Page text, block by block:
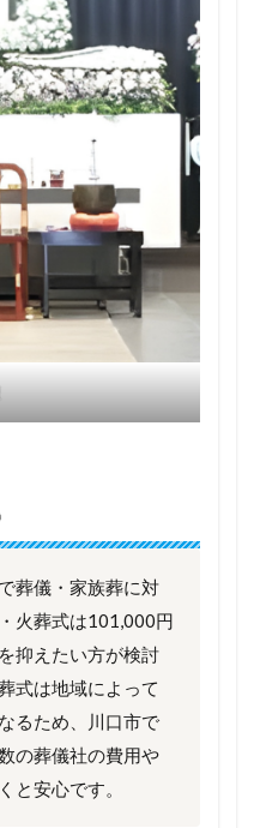
葬儀・家族葬に対
火葬式は101,000円
抑えたい方が検討
式は地域によって
るため、川口市で
の葬儀社の費用や
と安心です。